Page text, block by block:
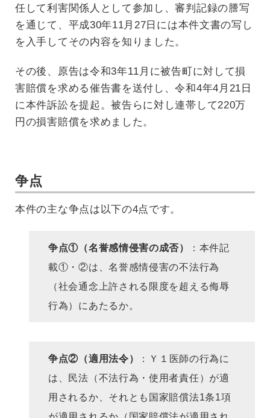
任して利害関係人として参加し、審判記録の謄写
を通じて、平成30年11月27日には本件文書の写し
を入手してその内容を知りました。
その後、原告は令和3年11月に被告町に対して損
害賠償を求める催告書を送付し、令和4年4月21日
に本件訴訟を提起。被告らに対し連帯して220万
円の損害賠償を求めました。
争点
本件の主な争点は以下の4点です。
争点①（名誉感情侵害の成否）
：本件記
載①・②は、名誉感情侵害の不法行為
（社会通念上許される限度を超える侮辱
行為）にあたるか。
争点②（適用法令）
：Ｙ１医師の行為に
は、民法（不法行為・使用者責任）が適
用されるか、それとも国家賠償法1条1項